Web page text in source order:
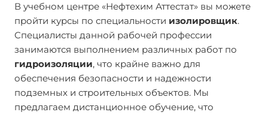
В учебном центре «Нефтехим Аттестат» вы можете
пройти курсы по специальности изолировщик.
Специалисты данной рабочей профессии
занимаются выполнением различных работ по
гидроизоляции, что крайне важно для
обеспечения безопасности и надежности
подземных и строительных объектов. Мы
предлагаем дистанционное обучение, что